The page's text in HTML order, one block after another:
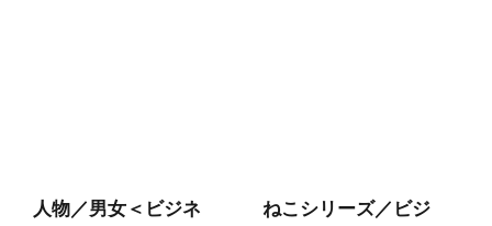
人物／男女＜ビジネ
ねこシリーズ／ビジ